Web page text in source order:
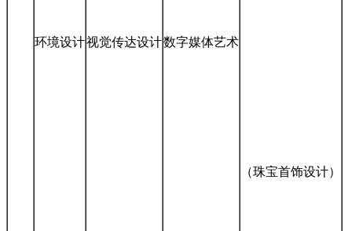
环境设计视觉传达设计数字媒体艺术
（珠宝首饰设计）